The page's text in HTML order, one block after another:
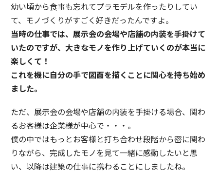
幼い頃から食事も忘れてプラモデルを作ったりしてい
て、モノづくりがすごく好きだったんですよ。
当時の仕事では、展示会の会場や店舗の内装を手掛けて
いたのですが、大きなモノを作り上げていくのが本当に
楽しくて！
これを機に自分の手で図面を描くことに関心を持ち始め
ました。
ただ、展示会の会場や店舗の内装を手掛ける場合、関わ
るお客様は企業様が中心で・・・。
僕の中ではもっとお客様と打ち合わせ段階から密に関わ
りながら、完成したモノを見て一緒に感動したいと思
い、以降は建築の仕事に携わることにしましたね。